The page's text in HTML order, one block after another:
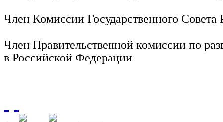
Член Комиссии Государственного
Член Правительственной комиссии по
в Российской Федерации